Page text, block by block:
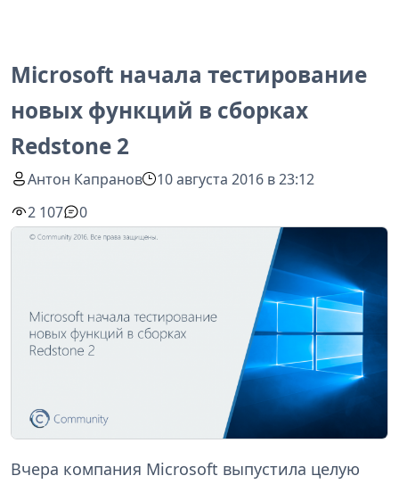
Microsoft начала тестирование
новых функций в сборках
Redstone 2
Антон Капранов
10 августа 2016 в 23:12
2 107
0
Вчера компания Microsoft выпустила целую